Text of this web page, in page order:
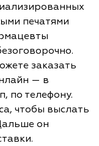
печатями
заказать
— в
по телефону.
чтобы выслать
он